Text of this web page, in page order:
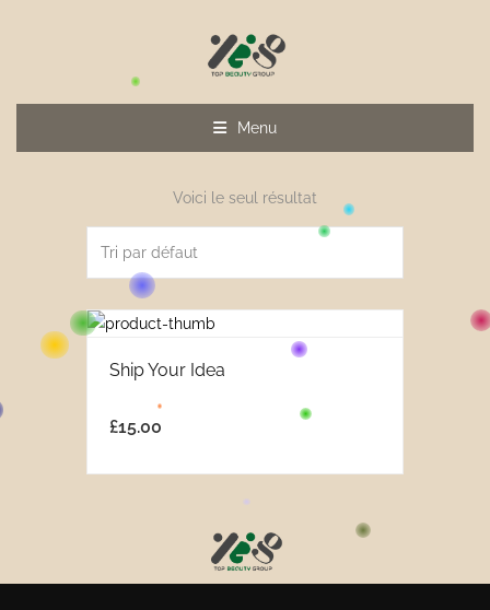
Menu
Voici le seul résultat
Ship Your Idea
£15.00